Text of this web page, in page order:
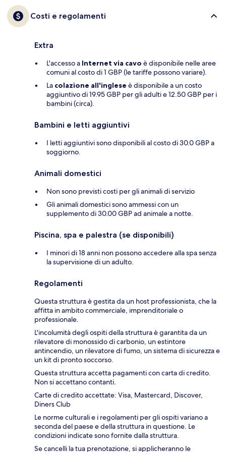
Costi e regolamenti
Extra
L'accesso a Internet via cavo è disponibile nelle aree
comuni al costo di 1 GBP (le tariffe possono variare).
La colazione all'inglese è disponibile a un costo
aggiuntivo di 19.95 GBP per gli adulti e 12.50 GBP per i
bambini (circa).
Bambini e letti aggiuntivi
I letti aggiuntivi sono disponibili al costo di 30.0 GBP a
soggiorno.
Animali domestici
Non sono previsti costi per gli animali di servizio
Gli animali domestici sono ammessi con un
supplemento di 30.00 GBP ad animale a notte.
Piscina, spa e palestra (se disponibili)
I minori di 18 anni non possono accedere alla spa senza
la supervisione di un adulto.
Regolamenti
Questa struttura è gestita da un host professionista, che la
affitta in ambito commerciale, imprenditoriale o
professionale.
L'incolumità degli ospiti della struttura è garantita da un
rilevatore di monossido di carbonio, un estintore
antincendio, un rilevatore di fumo, un sistema di sicurezza e
un kit di pronto soccorso.
Questa struttura accetta pagamenti con carta di credito.
Non si accettano contanti.
Carte di credito accettate: Visa, Mastercard, Discover,
Diners Club
Le norme culturali e i regolamenti per gli ospiti variano a
seconda del paese e della struttura in questione. Le
condizioni indicate sono fornite dalla struttura.
Se cancelli la tua prenotazione, si applicheranno le